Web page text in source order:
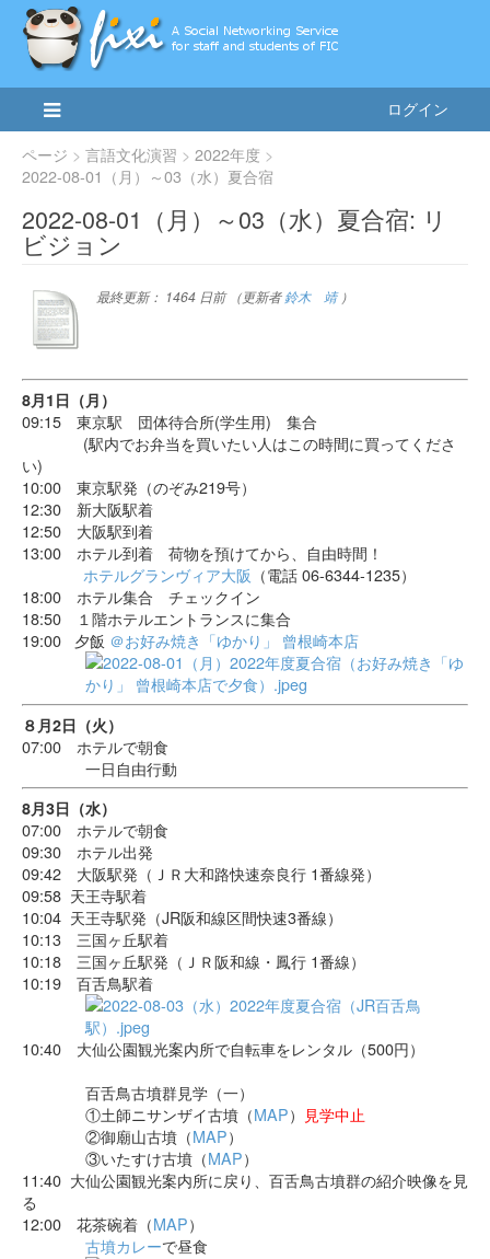
ログイン
ページ 言語文化演習
2022年度
2022-08-01（月）～03（水）夏合宿
2022-08-01（月）～03（水）夏合宿: リ
ビジョン
最終更新： 1464 日前（更新者鈴木 靖）
8月1日（月）
09:15 東京駅 団体待合所(学生用) 集合
(駅内でお弁当を買いたい人はこの時間に買ってくださ
い)
10:00 東京駅発（のぞみ219号）
12:30 新大阪駅着
12:50 大阪駅到着
13:00 ホテル到着 荷物を預けてから、自由時間！
ホテルグランヴィア大阪 （電話 06-6344-1235）
18:00 ホテル集合 チェックイン
18:50 １階ホテルエントランスに集合
19:00 夕飯 ＠お好み焼き「ゆかり」 曾根崎本店
８月2日（火）
07:00 ホテルで朝食
一日自由行動
8月3日（水）
07:00 ホテルで朝食
09:30 ホテル出発
09:42 大阪駅発（ＪＲ大和路快速奈良行 1番線発）
09:58 天王寺駅着
10:04 天王寺駅発（JR阪和線区間快速3番線）
10:13 三国ヶ丘駅着
10:18 三国ヶ丘駅発（ＪＲ阪和線・鳳行 1番線）
10:19 百舌鳥駅着
10:40 大仙公園観光案内所で自転車をレンタル（500円）
百舌鳥古墳群見学（一）
①土師ニサンザイ古墳（MAP） 見学中止
②御廟山古墳（MAP）
③いたすけ古墳（MAP）
11:40 大仙公園観光案内所に戻り、百舌鳥古墳群の紹介映像を見
る
12:00 花茶碗着（MAP）
古墳カレーで昼食